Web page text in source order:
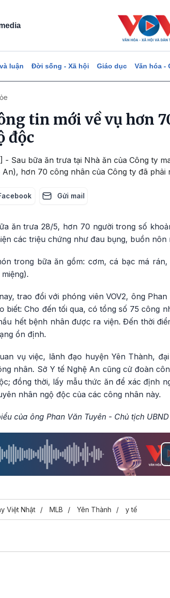
luận Đời sống - Xã hội Giáo dục Văn hóa -
tin mới về vụ hơn
độc
- Sau bữa ăn trưa tại Nhà ăn của Công ty
An), hơn 70 công nhân của Công ty đã
Gửi mail
ăn trưa 28/5, hơn 70 người trong số
các triệu chứng như đau bụng, buồn
trong bữa ăn gồm: cơm, cá bạc má
trao đổi với phóng viên VOV2, ông
biết: Cho đến tối qua, có tổng số 75 công
hết bệnh nhân được ra viện. Đến thời
ổn định.
vụ việc, lãnh đạo huyện Yên Thành,
nhân. Sở Y tế Nghệ An cũng cử đoàn
đồng thời, lấy mẫu thức ăn để xác định
nhân ngộ độc của các công nhân này.
của ông Phan Văn Tuyên - Chủ tịch
Việt Nhật MLB Yên Thành y tế